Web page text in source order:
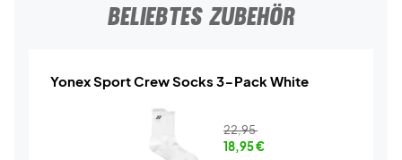
BELIEBTES ZUBEHÖR
Yonex Sport Crew Socks 3-Pack White
22,95
18,95€